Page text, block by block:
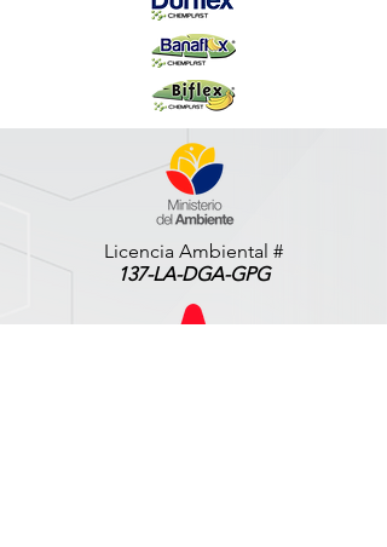
Licencia Ambiental #
137-LA-DGA-GPG